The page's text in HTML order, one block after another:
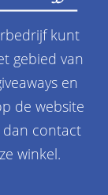
kunt
gebied van
en
de website
contact
winkel.